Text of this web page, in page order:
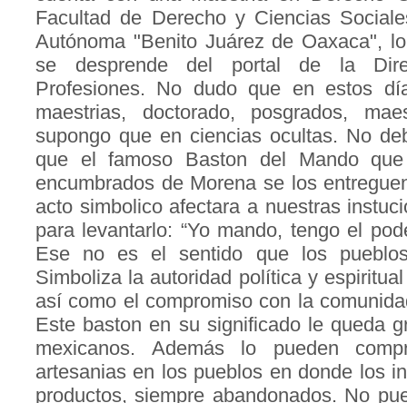
Facultad de Derecho y Ciencias
Autónoma "Benito Juárez de Oaxaca",
se desprende del portal de la
Profesiones. No dudo que en estos
maestrias, doctorado, posgrados,
supongo que en ciencias ocultas. No
que el famoso Baston del Mando
encumbrados de Morena se los
acto simbolico afectara a nuestras
para levantarlo: “Yo mando, tengo el
Ese no es el sentido que los
Simboliza la autoridad política y
así como el compromiso con la
Este baston en su significado le queda
mexicanos. Además lo pueden
artesanias en los pueblos en donde los
productos, siempre abandonados. No